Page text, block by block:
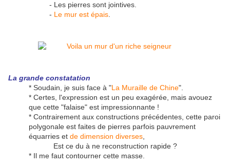
- Les pierres sont jointives.
- Le mur est épais
La grande constatation
* Soudain, je suis face à "La Muraille de Chine".
* Certes, l'expression est un peu exagérée, mais avouez
que cette "falaise" est impressionnante !
* Contrairement aux constructions précédentes, cette paroi
polygonale est faites de pierres parfois pauvrement
équarries et de dimension diverses
Est ce du à ne reconstruction rapide ?
* Il me faut contourner cette masse.